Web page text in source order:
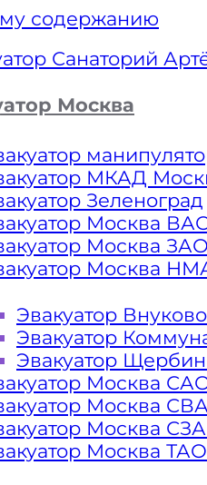
содержанию
эвакуатор
Санаторий
Москва
МКАД
Зеленоград
Москва
Москва
Москва
Эвакуатор Внуково
Эвакуатор
Эвакуатор
Москва
Москва
Москва
Москва ТАО